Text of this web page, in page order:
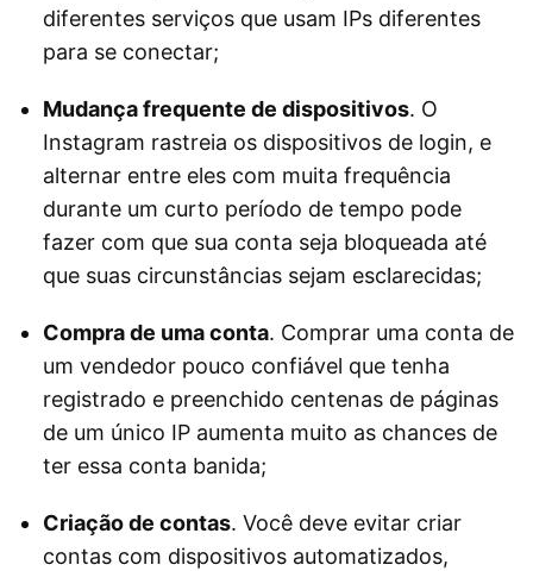
diferentes serviços que usam IPs diferentes
para se conectar;
Mudança frequente de dispositivos. O
Instagram rastreia os dispositivos de login, e
alternar entre eles com muita frequência
durante um curto período de tempo pode
fazer com que sua conta seja bloqueada até
que suas circunstâncias sejam esclarecidas;
Compra de uma conta. Comprar uma conta de
um vendedor pouco confiável que tenha
registrado e preenchido centenas de páginas
de um único IP aumenta muito as chances de
ter essa conta banida;
Criação de contas. Você deve evitar criar
contas com dispositivos automatizados,